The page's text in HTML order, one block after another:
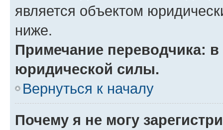
является объектом
ниже.
Примечание переводчика:
юридической силы.
Вернуться к началу
Почему я не могу